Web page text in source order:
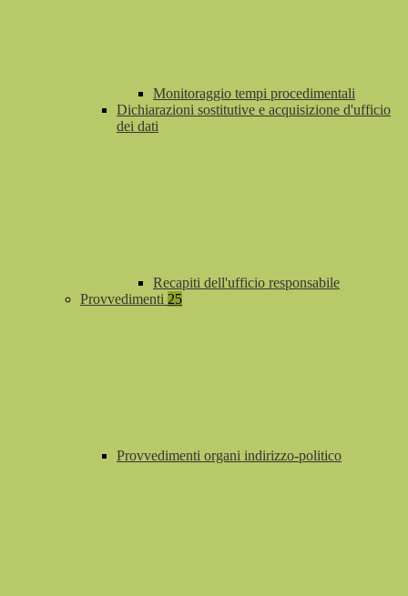
Monitoraggio tempi procedimentali
Dichiarazioni sostitutive e acquisizione d'ufficio
dei dati
Recapiti dell'ufficio responsabile
Provvedimenti 25
Provvedimenti organi indirizzo-politico